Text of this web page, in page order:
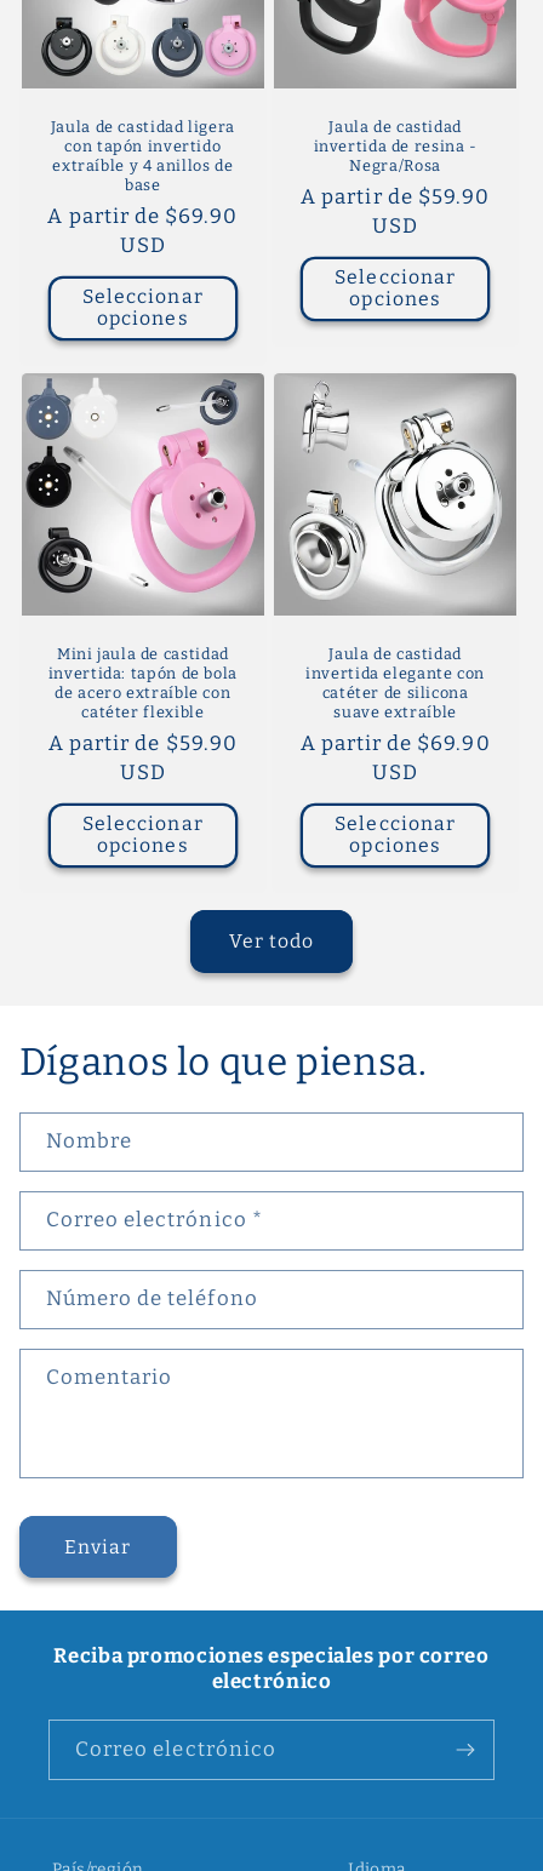
Jaula de castidad ligera
con tapón invertido
extraíble y 4 anillos de
base
Precio
habitual
A partir de $69.90
USD
Seleccionar
opciones
Jaula de castidad
invertida de resina -
Negra/Rosa
Precio
habitual
A partir de $59.90
USD
Seleccionar
opciones
Mini jaula de castidad
invertida: tapón de bola
de acero extraíble con
catéter flexible
Precio
habitual
A partir de $59.90
USD
Seleccionar
opciones
Jaula de castidad
invertida elegante con
catéter de silicona
suave extraíble
Precio
habitual
A partir de $69.90
USD
Seleccionar
opciones
Ver todo
Díganos lo que piensa.
Nombre
Correo electrónico *
Número de teléfono
Comentario
Enviar
Reciba promociones especiales por correo
electrónico
Correo electrónico